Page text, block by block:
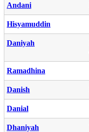
Andani
Hisyamuddin
Daniyah
Ramadhina
Danish
Danial
Dhaniyah